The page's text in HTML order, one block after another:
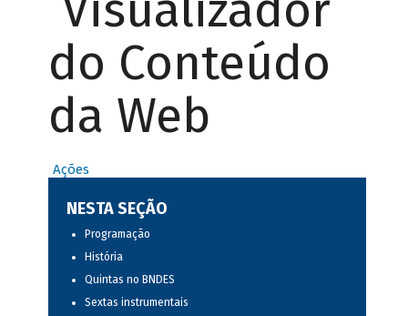
do Conteúdo
da Web
Ações
NESTA SEÇÃO
Programação
História
Quintas no BNDES
Sextas instrumentais